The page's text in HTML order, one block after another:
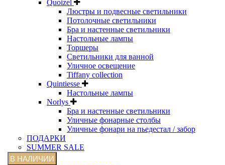
Quoizel
Люстры и подвесные светильники
Потолочные светильники
Бра и настенные светильники
Настольные лампы
Торшеры
Светильники для ванной
Уличное освещение
Tiffany collection
Quintiesse
Настольные лампы
Norlys
Бра и настенные светильники
Уличные фонарные столбы
Уличные фонари на пьедестал / забор
ПОДАРКИ
SUMMER SALE
В НАЛИЧИИ